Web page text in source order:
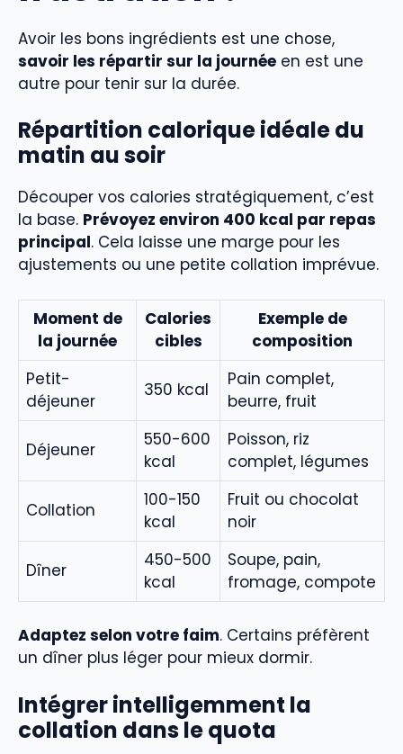
Avoir les bons ingrédients est une chose,
savoir les répartir sur la journée en est une
autre pour tenir sur la durée.
Répartition calorique idéale du
matin au soir
Découper vos calories stratégiquement, c’est
la base. Prévoyez environ 400 kcal par repas
principal. Cela laisse une marge pour les
ajustements ou une petite collation imprévue.
Moment de
la journée
Calories
cibles
Exemple de
composition
Petit-
déjeuner
350 kcal
Pain complet,
beurre, fruit
Déjeuner
550-600
kcal
Poisson, riz
complet, légumes
Collation
100-150
kcal
Fruit ou chocolat
noir
Dîner
450-500
kcal
Soupe, pain,
fromage, compote
Adaptez selon votre faim. Certains préfèrent
un dîner plus léger pour mieux dormir.
Intégrer intelligemment la
collation dans le quota